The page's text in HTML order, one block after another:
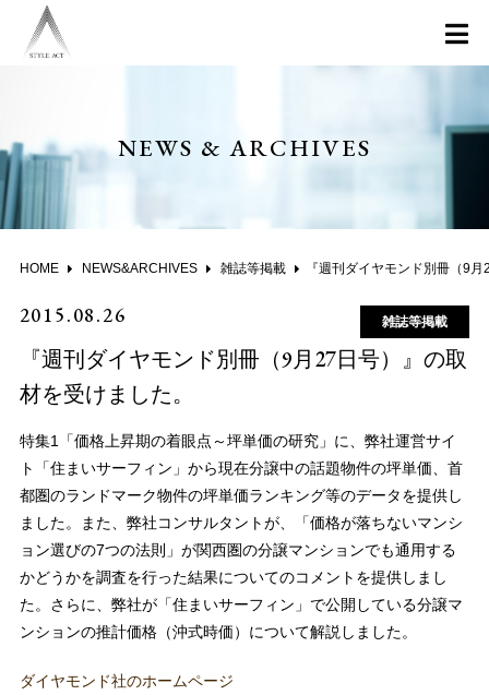
NEWS & ARCHIVES
HOME NEWS&ARCHIVES 雑誌等掲載 『週刊ダイヤモンド別冊（9月27日号）』の取材を受けました
2015.08.26 雑誌等掲載
『週刊ダイヤモンド別冊（9月27日号）』の取
材を受けました。
特集1「価格上昇期の着眼点～坪単価の研究」に、弊社運営サイ
ト「住まいサーフィン」から現在分譲中の話題物件の坪単価、首
都圏のランドマーク物件の坪単価ランキング等のデータを提供し
ました。また、弊社コンサルタントが、「価格が落ちないマンシ
ョン選びの7つの法則」が関西圏の分譲マンションでも通用する
かどうかを調査を行った結果についてのコメントを提供しまし
た。さらに、弊社が「住まいサーフィン」で公開している分譲マ
ンションの推計価格（沖式時価）について解説しました。
ダイヤモンド社のホームページ